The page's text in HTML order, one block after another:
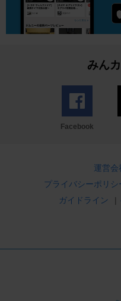
みん
Facebook
運営会
プライバシーポリシ
ガイドライン
|